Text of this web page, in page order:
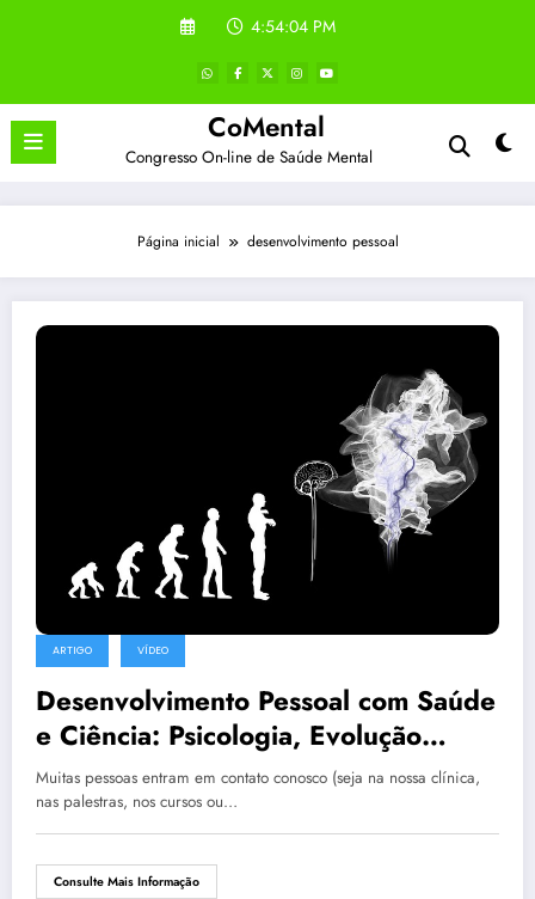
4:54:04 PM
CoMental
Congresso On-line de Saúde Mental
Página inicial desenvolvimento pessoal
ARTIGO VÍDEO
Desenvolvimento Pessoal com Saúde
e Ciência: Psicologia, Evolução
Constante e Sustentável
Muitas pessoas entram em contato conosco (seja na nossa clínica,
nas palestras, nos cursos ou…
Consulte Mais Informação